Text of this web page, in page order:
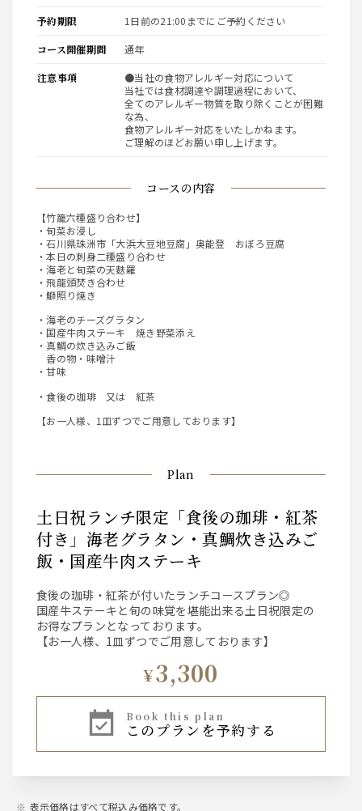
コースの内容
【竹籠六種盛り合わせ】
・旬菜お浸し
・石川県珠洲市「大浜大豆地豆腐」奥能登 おぼろ豆腐
・本日の刺身二種盛り合わせ
・海老と旬菜の天麩羅
・飛龍頭焚き合わせ
・鰤照り焼き
・海老のチーズグラタン
・国産牛肉ステーキ 焼き野菜添え
・真鯛の炊き込みご飯
香の物・味噌汁
・甘味
・食後の珈琲 又は 紅茶
【お一人様、1皿ずつでご用意しております】
予約期限 1日前の21:00までにご予約ください
コース開催期間 通年
注意事項
●当社の食物アレルギー対応について
当社では食材調達や調理過程において、
全てのアレルギー物質を取り除くことが困難
な為、
食物アレルギー対応をいたしかねます。
ご理解のほどお願い申し上げます。
Plan
土日祝ランチ限定「食後の珈琲・紅茶
付き」海老グラタン・真鯛炊き込みご
飯・国産牛肉ステーキ
食後の珈琲・紅茶が付いたランチコースプラン◎
国産牛ステーキと旬の味覚を堪能出来る土日祝限定の
お得なプランとなっております。
【お一人様、1皿ずつでご用意しております】
¥3,300
book this plan
このプランを予約する
表示価格はすべて税込み価格です。